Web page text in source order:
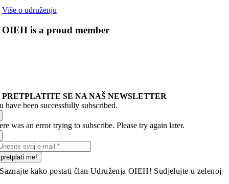
Više o udruženju
OIEH is a proud member
PRETPLATITE SE NA NAŠ NEWSLETTER
have been successfully subscribed.
was an error trying to subscribe. Please try again later.
pretplati me!
Saznajte kako postati član Udruženja OIEH! Sudjelujte u zelenoj